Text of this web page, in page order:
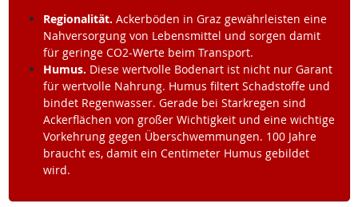
Regionalität. Ackerböden in Graz gewährleisten eine
Nahversorgung von Lebensmittel und sorgen damit
für geringe CO2-Werte beim Transport.
Humus. Diese wertvolle Bodenart ist nicht nur Garant
für wertvolle Nahrung. Humus filtert Schadstoffe und
bindet Regenwasser. Gerade bei Starkregen sind
Ackerflächen von großer Wichtigkeit und eine wichtige
Vorkehrung gegen Überschwemmungen. 100 Jahre
braucht es, damit ein Centimeter Humus gebildet
wird.